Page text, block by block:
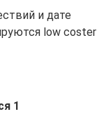
и дате
low coster
1